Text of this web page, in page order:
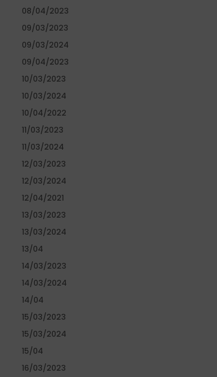
08/04/2023
09/03/2023
09/03/2024
09/04/2023
10/03/2023
10/03/2024
10/04/2022
11/03/2023
11/03/2024
12/03/2023
12/03/2024
12/04/2021
13/03/2023
13/03/2024
13/04
14/03/2023
14/03/2024
14/04
15/03/2023
15/03/2024
15/04
16/03/2023